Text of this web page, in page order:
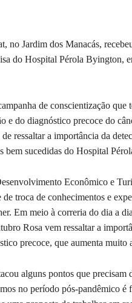
no Jardim dos Manacás,
do Hospital Pérola Byington,
de conscientização
e do diagnóstico precoce do
ressaltar a importância da
bem sucedidas do Hospital
Econômico e
troca de conhecimentos e
Em meio à correria do dia a
Rosa vem ressaltar a
precoce, que aumenta muito
alguns pontos que
no período pós-pandêmico é